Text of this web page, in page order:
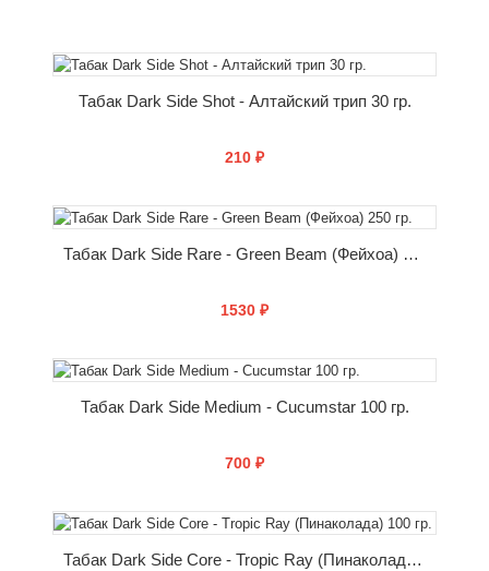
КУПИТЬ
Табак Dark Side Shot - Алтайский трип 30 гр.
210 ₽
КУПИТЬ
Табак Dark Side Rare - Green Beam (Фейхоа) 250 гр.
1530 ₽
КУПИТЬ
Табак Dark Side Medium - Cucumstar 100 гр.
700 ₽
КУПИТЬ
Табак Dark Side Core - Tropic Ray (Пинаколада) 100 гр.